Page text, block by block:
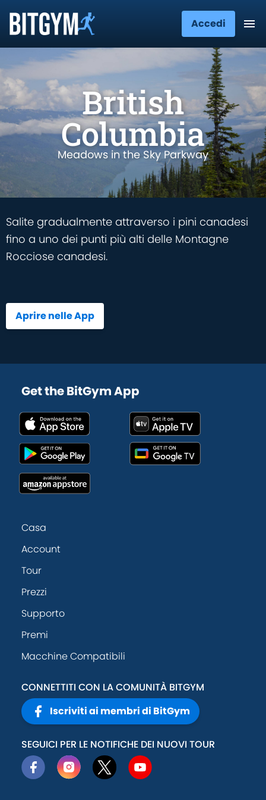
Accedi
British
Columbia
Meadows in the Sky Parkway
Salite gradualmente attraverso i pini canadesi
fino a uno dei punti più alti delle Montagne
Rocciose canadesi.
Aprire nelle App
Get the BitGym App
Casa
Account
Tour
Prezzi
Supporto
Premi
Macchine Compatibili
CONNETTITI CON LA COMUNITÀ BITGYM
Iscriviti ai membri di BitGym
SEGUICI PER LE NOTIFICHE DEI NUOVI TOUR